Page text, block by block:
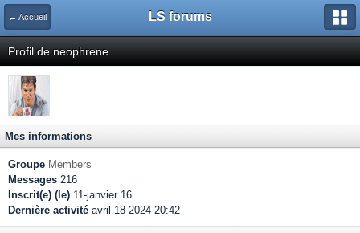
← Accueil LS forums
Profil de neophrene
Mes informations
Groupe Members
Messages 216
Inscrit(e) (le) 11-janvier 16
Dernière activité avril 18 2024 20:42